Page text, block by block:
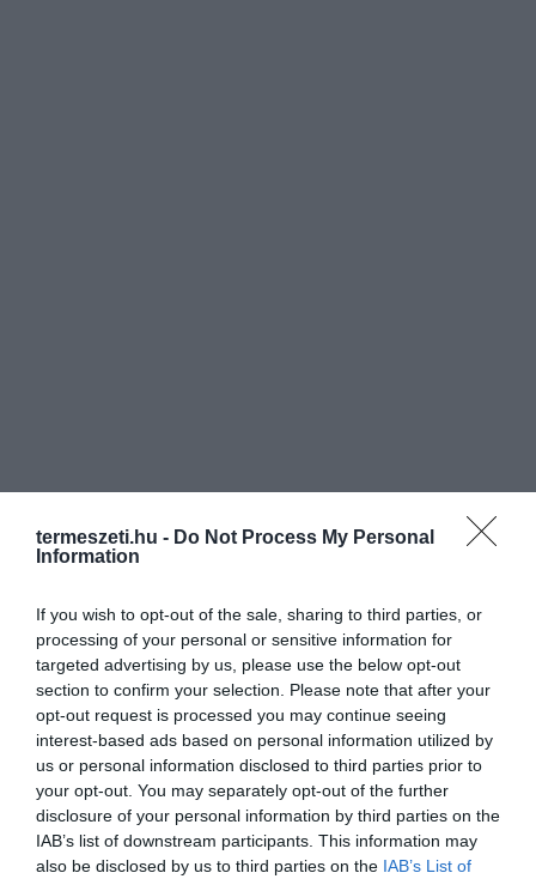
termeszeti.hu - Do Not Process My Personal
Information
If you wish to opt-out of the sale, sharing to third parties, or
processing of your personal or sensitive information for
targeted advertising by us, please use the below opt-out
section to confirm your selection. Please note that after your
opt-out request is processed you may continue seeing
interest-based ads based on personal information utilized by
us or personal information disclosed to third parties prior to
your opt-out. You may separately opt-out of the further
disclosure of your personal information by third parties on the
IAB’s list of downstream participants. This information may
also be disclosed by us to third parties on the IAB’s List of